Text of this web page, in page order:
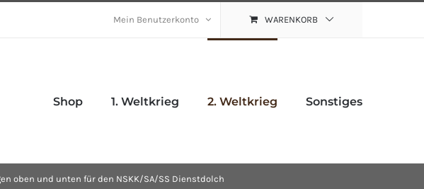
Mein Benutzerkonto WARENKORB
Shop 1. Weltkrieg 2. Weltkrieg Sonstiges
oben und unten für den NSKK/SA/SS Dienstdolch